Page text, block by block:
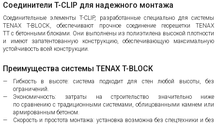
Соединители T-CLIP для надежного монтажа
Соединительные элементы T-CLIP, разработанные специально для системы
TENAX T-BLOCK, обеспечивают прочное соединение георешетки TENAX
TT с бетонными блоками. Они выполнены из полиэтилена высокой плотности
и имеют запатентованную конструкцию, обеспечивающую максимальную
устойчивость всей конструкции.
Преимущества системы TENAX T-BLOCK
Гибкость в высоте: система подходит для стен любой высоты, без
ограничений.
Экономичность: затраты на строительство значительно ниже
по сравнению с традиционными системами, облицованными камнем или
армированным бетоном.
Скорость и простота монтажа: установка возможна без спецтехники и без